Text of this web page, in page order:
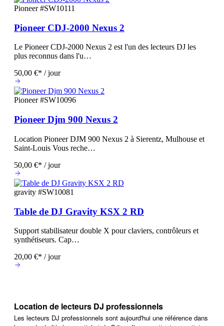
Pioneer #SW10111
Pioneer CDJ-2000 Nexus 2
Le Pioneer CDJ-2000 Nexus 2 est l'un des lecteurs DJ les
plus reconnus dans l'u…
50,00 €* / jour
Pioneer #SW10096
Pioneer Djm 900 Nexus 2
Location Pioneer DJM 900 Nexus 2 à Sierentz, Mulhouse et
Saint-Louis Vous reche…
50,00 €* / jour
gravity #SW10081
Table de DJ Gravity KSX 2 RD
Support stabilisateur double X pour claviers, contrôleurs et
synthétiseurs. Cap…
20,00 €* / jour
Location de lecteurs DJ professionnels
Les lecteurs DJ professionnels sont aujourd'hui une référence dans